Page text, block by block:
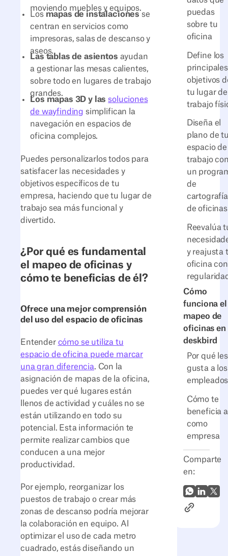
puedas
sobre tu
oficina
Define los
principales
objetivos
tu lugar de
trabajo
Diseña el
plano de
espacio de
trabajo
un
de
cartografía
de oficinas
Reevalúa
y reajusta
oficina con
Cómo
funciona el
mapeo de
oficinas en
deskbird
Por qué les
gusta a los
empleados
Cómo te
beneficia
como
empresa
Comparte
en:
WhatsApp
X
Enlace al
moviendo muebles y equipos.
Los mapas de instalaciones se
centran en servicios como
impresoras, salas de descanso y
aseos.
Las tablas de asientos ayudan
a gestionar las mesas calientes,
sobre todo en lugares de trabajo
grandes.
Los mapas 3D y las soluciones
de wayfinding simplifican la
navegación en espacios de
oficina complejos.
Puedes personalizarlos todos para
satisfacer las necesidades y
objetivos específicos de tu
empresa, haciendo que tu lugar de
trabajo sea más funcional y
divertido.
¿Por qué es fundamental
el mapeo de oficinas y
cómo te beneficias de él?
Ofrece una mejor comprensión
del uso del espacio de oficinas
Entender cómo se utiliza tu
espacio de oficina puede marcar
una gran diferencia. Con la
asignación de mapas de la oficina,
puedes ver qué lugares están
llenos de actividad y cuáles no se
están utilizando en todo su
potencial. Esta información te
permite realizar cambios que
conducen a una mejor
productividad.
Por ejemplo, reorganizar los
puestos de trabajo o crear más
zonas de descanso podría mejorar
la colaboración en equipo. Al
optimizar el uso de cada metro
cuadrado, estás diseñando un